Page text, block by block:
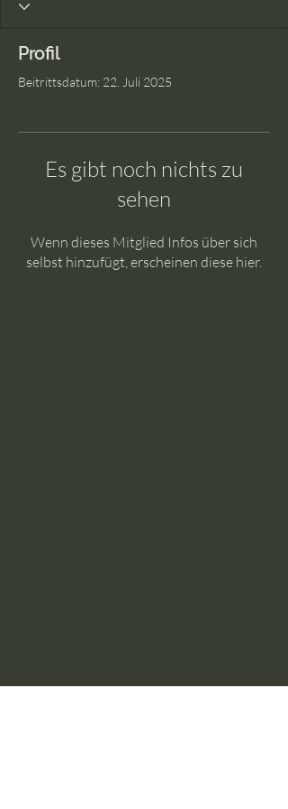
Profil
Beitrittsdatum: 22. Juli 2025
Es gibt noch nichts zu
sehen
Wenn dieses Mitglied Infos über sich
selbst hinzufügt, erscheinen diese hier.